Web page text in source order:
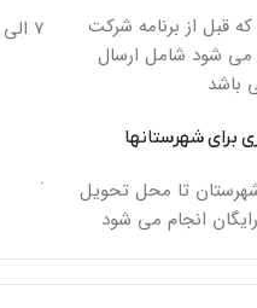
قبل از برنامه شرکت
شود شامل ارسال
باشد
7 الی 10 روز
برای شهرستانها
تا محل تحویل
انجام می شود
.